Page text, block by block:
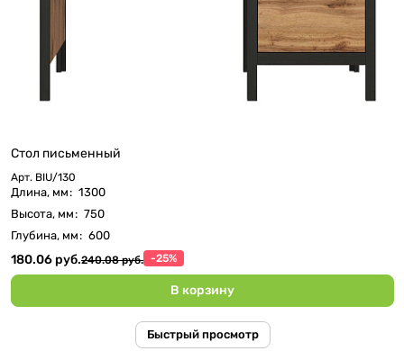
Стол письменный
Арт. BIU/130
Длина, мм: 1300
Высота, мм: 750
Глубина, мм: 600
180.06 руб.240.08 руб. -25%
В корзину
Быстрый просмотр